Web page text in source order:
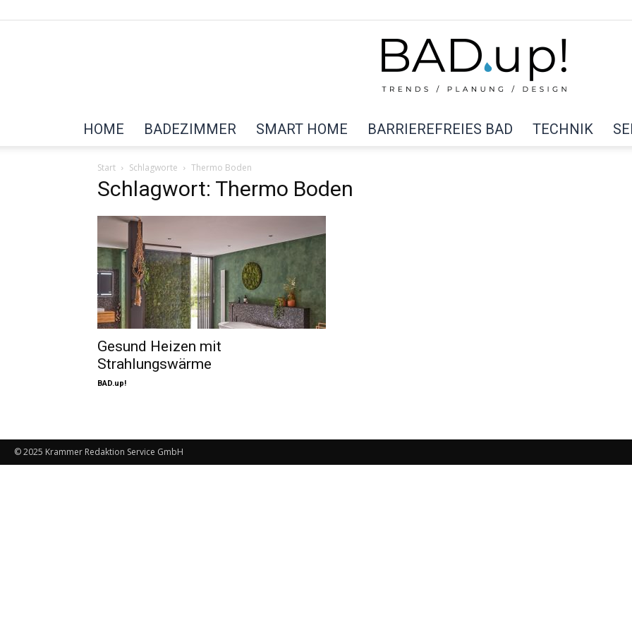
HOME BADEZIMMER SMART HOME BARRIEREFREIES BAD TECHNIK
Start Schlagworte Thermo Boden
Schlagwort: Thermo Boden
Gesund Heizen mit
Strahlungswärme
BAD.up!
© 2025 Krammer Redaktion Service GmbH